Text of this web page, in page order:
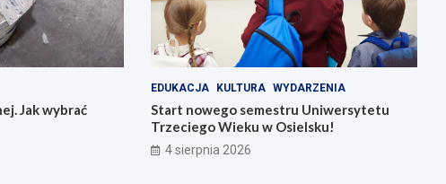
Jak wybrać
EDUKACJA KULTURA WYDARZENIA
Start nowego semestru Uniwersytetu
Trzeciego Wieku w Osielsku!
4 sierpnia 2026